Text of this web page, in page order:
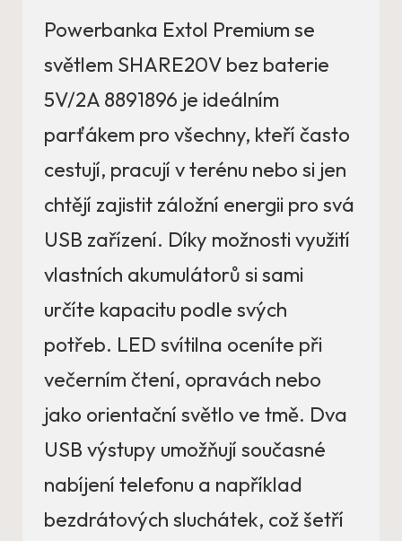
Powerbanka Extol Premium se
světlem SHARE20V bez baterie
5V/2A 8891896 je ideálním
parťákem pro všechny, kteří často
cestují, pracují v terénu nebo si jen
chtějí zajistit záložní energii pro svá
USB zařízení. Díky možnosti využití
vlastních akumulátorů si sami
určíte kapacitu podle svých
potřeb. LED svítilna oceníte při
večerním čtení, opravách nebo
jako orientační světlo ve tmě. Dva
USB výstupy umožňují současné
nabíjení telefonu a například
bezdrátových sluchátek, což šetří